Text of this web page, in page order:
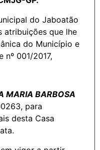
do Jaboatão
atribuições que lhe
do Município e
nº 001/2017,
MARIA BARBOSA
para
desta Casa